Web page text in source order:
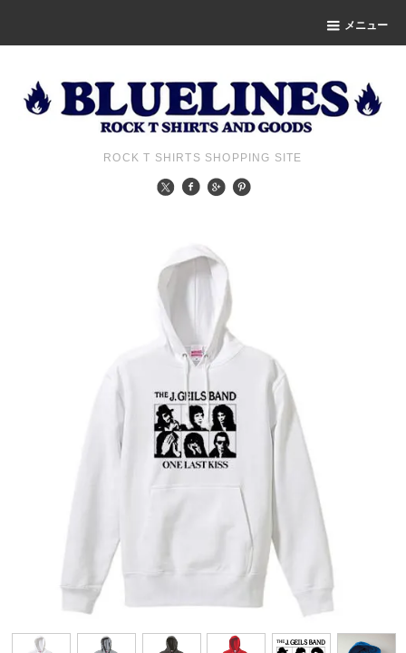
メニュー
ROCK T SHIRTS SHOPPING SITE